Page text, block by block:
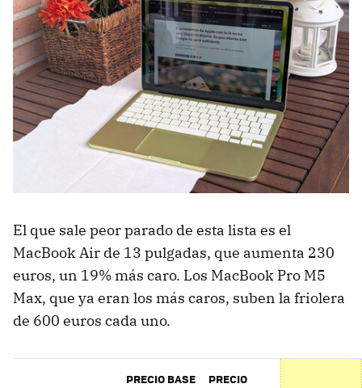
El que sale peor parado de esta lista es el
MacBook Air de 13 pulgadas, que aumenta 230
euros, un 19% más caro. Los MacBook Pro M5
Max, que ya eran los más caros, suben la friolera
de 600 euros cada uno.
PRECIO BASE
PRECIO